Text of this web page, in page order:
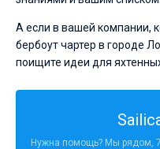
А если в вашей компании,
бербоут чартер в городе
поищите идеи для
Нужна помощь? Мы рядом,